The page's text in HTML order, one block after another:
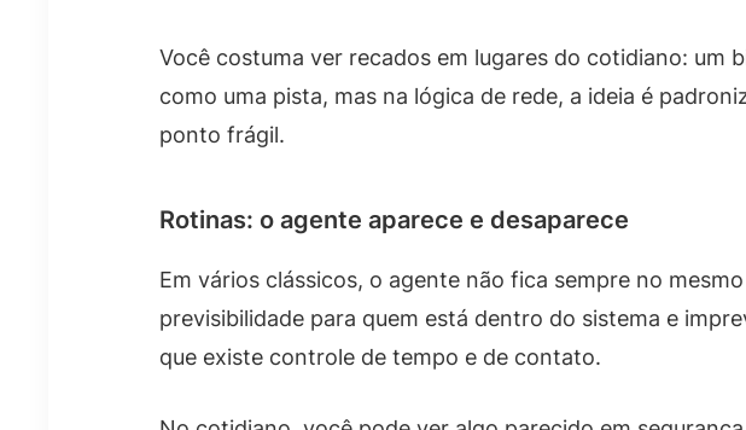
Você costuma ver recados em lugares do cotidiano: um
como uma pista, mas na lógica de rede, a ideia é
ponto frágil.
Rotinas: o agente aparece e desaparece
Em vários clássicos, o agente não fica sempre no
previsibilidade para quem está dentro do sistema e
que existe controle de tempo e de contato.